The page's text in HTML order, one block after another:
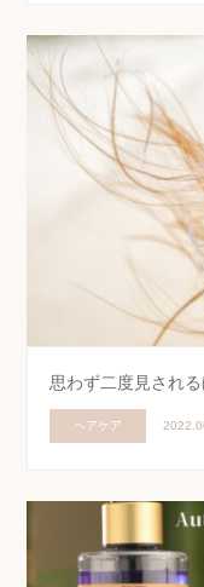
思わず二度見され
ヘアケア